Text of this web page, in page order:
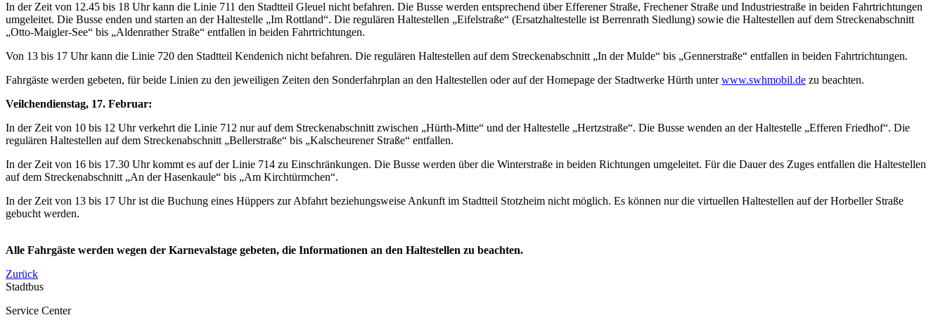
In der Zeit von 12.45 bis 18 Uhr kann die Linie 711 den Stadtteil Gleuel nicht befahren. Die Busse werden entsprechend über Efferener Straße, Frechener Straße und Industriestraße in beiden Fahrtrichtungen
umgeleitet. Die Busse enden und starten an der Haltestelle „Im Rottland“. Die regulären Haltestellen „Eifelstraße“ (Ersatzhaltestelle ist Berrenrath Siedlung) sowie die Haltestellen auf dem Streckenabschnitt
„Otto-Maigler-See“ bis „Aldenrather Straße“ entfallen in beiden Fahrtrichtungen.
Von 13 bis 17 Uhr kann die Linie 720 den Stadtteil Kendenich nicht befahren. Die regulären Haltestellen auf dem Streckenabschnitt „In der Mulde“ bis „Gennerstraße“ entfallen in beiden Fahrtrichtungen.
Fahrgäste werden gebeten, für beide Linien zu den jeweiligen Zeiten den Sonderfahrplan an den Haltestellen oder auf der Homepage der Stadtwerke Hürth unterwww.swhmobil.de zu beachten.
Veilchendienstag, 17. Februar:
In der Zeit von 10 bis 12 Uhr verkehrt die Linie 712 nur auf dem Streckenabschnitt zwischen „Hürth-Mitte“ und der Haltestelle „Hertzstraße“. Die Busse wenden an der Haltestelle „Efferen Friedhof“. Die
regulären Haltestellen auf dem Streckenabschnitt „Bellerstraße“ bis „Kalscheurener Straße“ entfallen.
In der Zeit von 16 bis 17.30 Uhr kommt es auf der Linie 714 zu Einschränkungen. Die Busse werden über die Winterstraße in beiden Richtungen umgeleitet. Für die Dauer des Zuges entfallen die Haltestellen
auf dem Streckenabschnitt „An der Hasenkaule“ bis „Am Kirchtürmchen“.
In der Zeit von 13 bis 17 Uhr ist die Buchung eines Hüppers zur Abfahrt beziehungsweise Ankunft im Stadtteil Stotzheim nicht möglich. Es können nur die virtuellen Haltestellen auf der Horbeller Straße
gebucht werden.
Alle Fahrgäste werden wegen der Karnevalstage gebeten, die Informationen an den Haltestellen zu beachten.
Zurück
Stadtbus
Service Center